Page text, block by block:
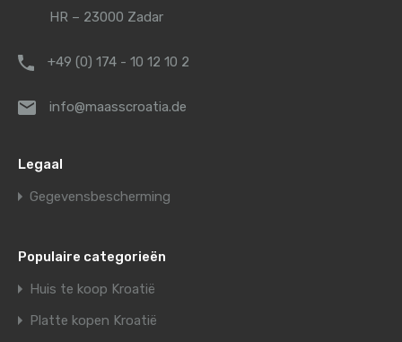
HR – 23000 Zadar
+49 (0) 174 - 10 12 10 2
info@maasscroatia.de
Legaal
Gegevensbescherming
Populaire categorieën
Huis te koop Kroatië
Platte kopen Kroatië